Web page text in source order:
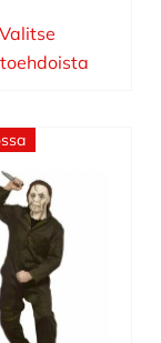
Valitse